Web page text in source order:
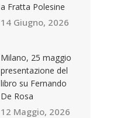
a Fratta Polesine
14 Giugno, 2026
Milano, 25 maggio
presentazione del
libro su Fernando
De Rosa
12 Maggio, 2026